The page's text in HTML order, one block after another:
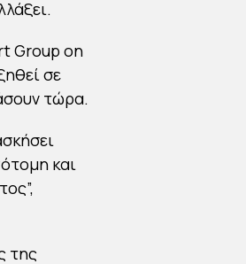
Group on
σε
τώρα.
και
της